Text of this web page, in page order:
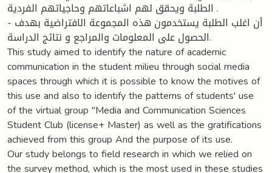
الطلبة ويحقق لهم اشباعاتهم وحاجياتهم الفردية .
- أن اغلب الطلبة يستخدمون هذه المجموعة الافتراضية بهدف
الحصول على المعلومات والمراجع و نتائج الدراسة.
This study aimed to identify the nature of academic
communication in the student milieu through social media
spaces through which it is possible to know the motives of
this use and also to identify the patterns of students' use
of the virtual group "Media and Communication Sciences
Student Club (license+ Master) as well as the gratifications
achieved from this group And the purpose of its use.
Our study belongs to field research in which we relied on
the survey method, which is the most used in these studies